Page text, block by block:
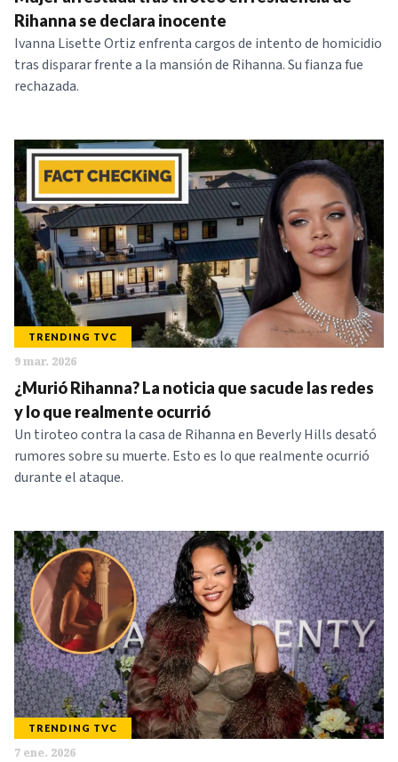
NOTICIAS
SERIES
Rihanna se declara inocente
Ivanna Lisette Ortiz enfrenta cargos de intento de homicidio
tras disparar frente a la mansión de Rihanna. Su fianza fue
rechazada.
TRENDING TVC
9 mar. 2026
¿Murió Rihanna? La noticia que sacude las redes
y lo que realmente ocurrió
Un tiroteo contra la casa de Rihanna en Beverly Hills desató
rumores sobre su muerte. Esto es lo que realmente ocurrió
durante el ataque.
TRENDING TVC
7 ene. 2026